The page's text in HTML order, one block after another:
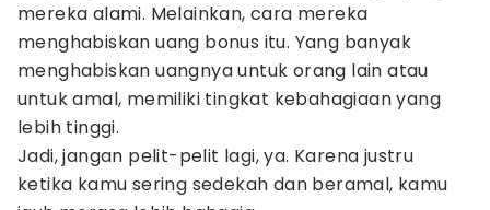
mereka alami. Melainkan, cara mereka
menghabiskan uang bonus itu. Yang banyak
menghabiskan uangnya untuk orang lain atau
untuk amal, memiliki tingkat kebahagiaan yang
lebih tinggi.
Jadi, jangan pelit-pelit lagi, ya. Karena justru
ketika kamu sering sedekah dan beramal, kamu